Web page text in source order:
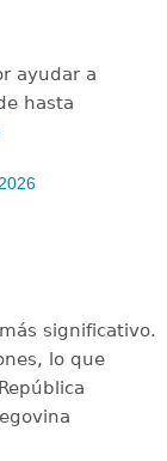
ayudar a
hasta
significativo.
lo que